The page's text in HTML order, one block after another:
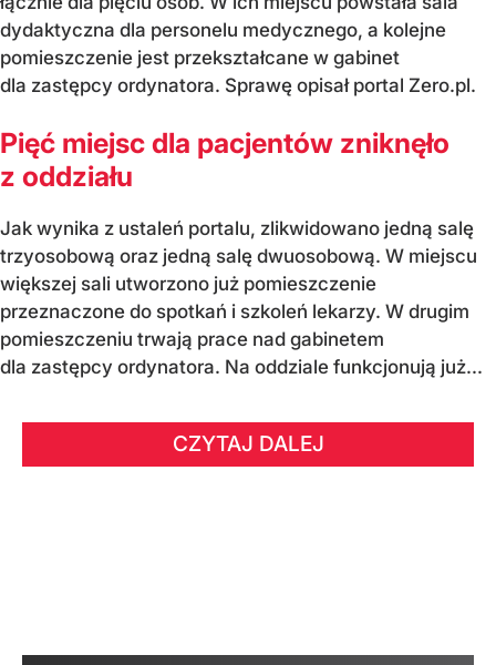
dydaktyczna dla personelu medycznego, a kolejne
pomieszczenie jest przekształcane w gabinet
dla zastępcy ordynatora. Sprawę opisał portal Zero.pl.
Pięć miejsc dla pacjentów zniknęło
z oddziału
Jak wynika z ustaleń portalu, zlikwidowano jedną salę
trzyosobową oraz jedną salę dwuosobową. W miejscu
większej sali utworzono już pomieszczenie
przeznaczone do spotkań i szkoleń lekarzy. W drugim
pomieszczeniu trwają prace nad gabinetem
dla zastępcy ordynatora. Na oddziale funkcjonują już...
CZYTAJ DALEJ